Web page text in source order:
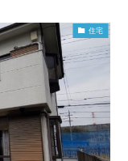
住宅